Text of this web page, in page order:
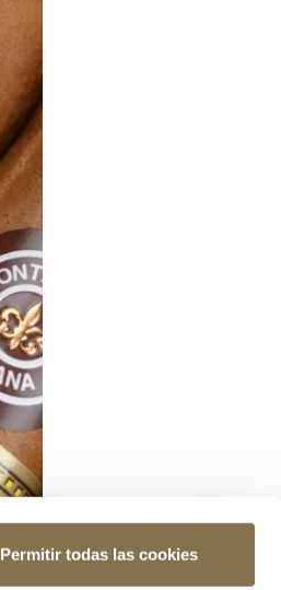
Permitir todas las cookies